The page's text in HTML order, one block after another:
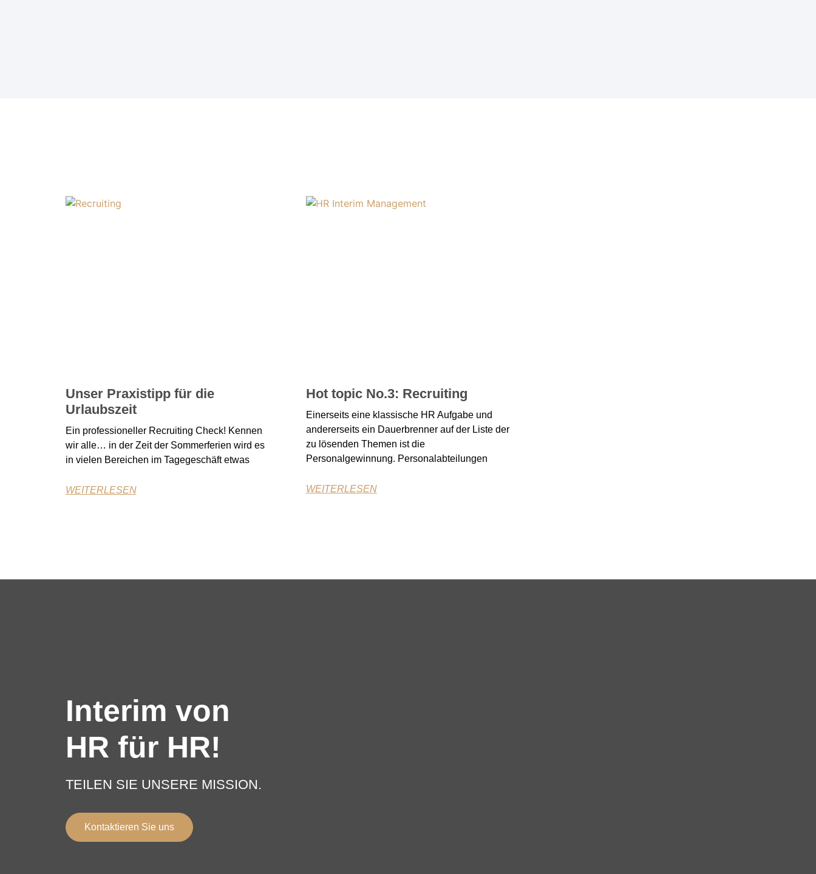
Unser Praxistipp für die
Urlaubszeit
Ein professioneller Recruiting Check! Kennen
wir alle… in der Zeit der Sommerferien wird es
in vielen Bereichen im Tagegeschäft etwas
WEITERLESEN
Hot topic No.3: Recruiting
Einerseits eine klassische HR Aufgabe und
andererseits ein Dauerbrenner auf der Liste der
zu lösenden Themen ist die
Personalgewinnung. Personalabteilungen
WEITERLESEN
Interim von
HR für HR!
TEILEN SIE UNSERE MISSION.
Kontaktieren Sie uns